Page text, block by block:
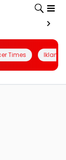
Times Iklanin